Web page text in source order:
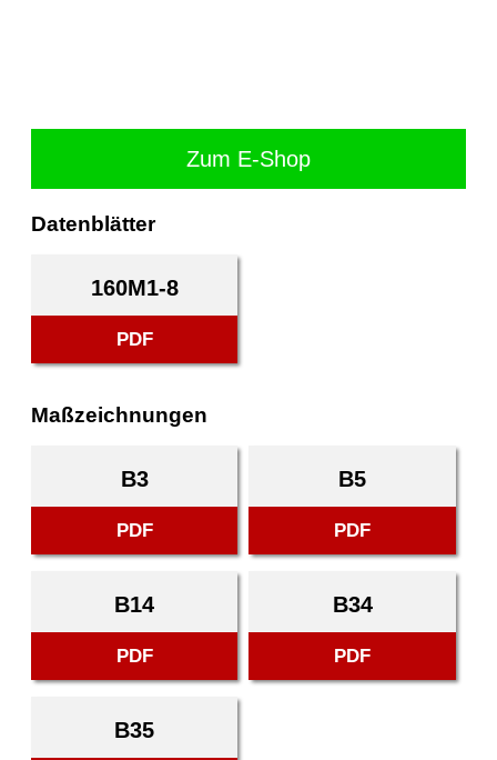
Zum E-Shop
Datenblätter
160M1-8
PDF
Maßzeichnungen
B3
PDF
B5
PDF
B14
PDF
B34
PDF
B35